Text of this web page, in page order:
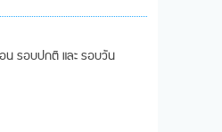
น รอบปกติ และ รอบวัน